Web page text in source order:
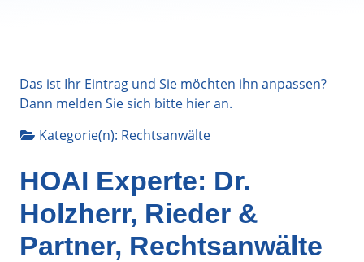
Das ist Ihr Eintrag und Sie möchten ihn anpassen?
Dann melden Sie sich bitte hieran.
Kategorie(n): Rechtsanwälte
HOAI Experte: Dr.
Holzherr, Rieder &
Partner, Rechtsanwälte